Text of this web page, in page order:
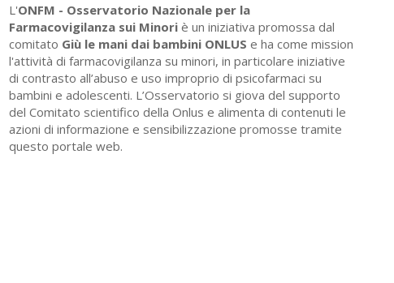
L'ONFM - Osservatorio Nazionale per la
Farmacovigilanza sui Minori è un iniziativa promossa dal
comitato Giù le mani dai bambini ONLUS e ha come mission
l'attività di farmacovigilanza su minori, in particolare iniziative
di contrasto all’abuso e uso improprio di psicofarmaci su
bambini e adolescenti. L’Osservatorio si giova del supporto
del Comitato scientifico della Onlus e alimenta di contenuti le
azioni di informazione e sensibilizzazione promosse tramite
questo portale web.